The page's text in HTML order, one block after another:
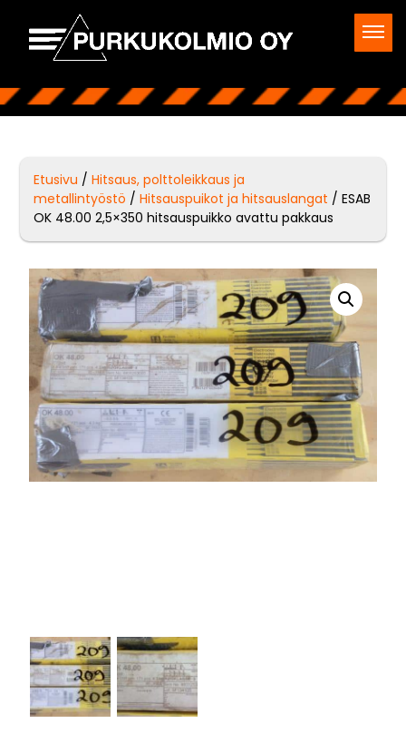
Etusivu /Hitsaus, polttoleikkaus ja
metallintyöstö /Hitsauspuikot ja hitsauslangat / ESAB
OK 48.00 2,5×350 hitsauspuikko avattu pakkaus